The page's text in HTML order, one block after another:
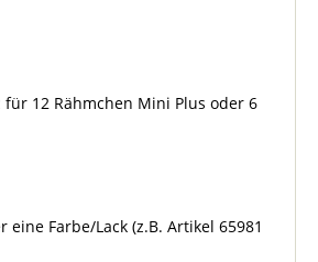
12 Rähmchen Mini Plus oder 6
Farbe/Lack (z.B. Artikel 65981